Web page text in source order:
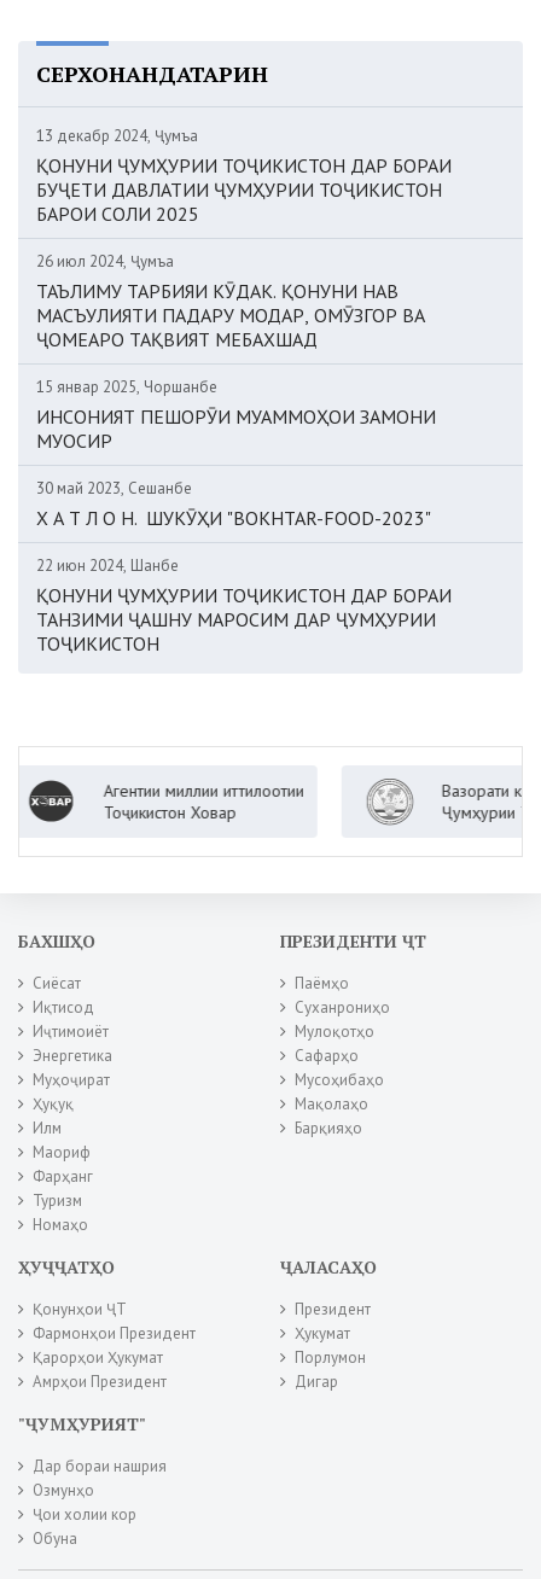
СЕРХОНАНДАТАРИН
13 декабр 2024, Ҷумъа
ҚОНУНИ ҶУМҲУРИИ ТОҶИКИСТОН ДАР БОРАИ
БУҶЕТИ ДАВЛАТИИ ҶУМҲУРИИ ТОҶИКИСТОН
БАРОИ СОЛИ 2025
26 июл 2024, Ҷумъа
ТАЪЛИМУ ТАРБИЯИ КӮДАК. ҚОНУНИ НАВ
МАСЪУЛИЯТИ ПАДАРУ МОДАР, ОМӮЗГОР ВА
ҶОМЕАРО ТАҚВИЯТ МЕБАХШАД
15 январ 2025, Чоршанбе
ИНСОНИЯТ ПЕШОРӮИ МУАММОҲОИ ЗАМОНИ
МУОСИР
30 май 2023, Сешанбе
Х А Т Л О Н. ШУКӮҲИ "BOKHTAR-FOOD-2023"
22 июн 2024, Шанбе
ҚОНУНИ ҶУМҲУРИИ ТОҶИКИСТОН ДАР БОРАИ
ТАНЗИМИ ҶАШНУ МАРОСИМ ДАР ҶУМҲУРИИ
ТОҶИКИСТОН
Агентии миллии иттилоотии
Тоҷикистон Ховар
Вазорати корҳои
Ҷумҳурии Тоҷикистон
БАХШҲО
Сиёсат
Иқтисод
Иҷтимоиёт
Энергетика
Муҳоҷират
Ҳуқуқ
Илм
Маориф
Фарҳанг
Туризм
Номаҳо
ПРЕЗИДЕНТИ ҶТ
Паёмҳо
Суханрониҳо
Мулоқотҳо
Сафарҳо
Мусоҳибаҳо
Мақолаҳо
Барқияҳо
ҲУҶҶАТҲО
Қонунҳои ҶТ
Фармонҳои Президент
Қарорҳои Ҳукумат
Амрҳои Президент
ҶАЛАСАҲО
Президент
Ҳукумат
Порлумон
Дигар
"ҶУМҲУРИЯТ"
Дар бораи нашрия
Озмунҳо
Ҷои холии кор
Обуна